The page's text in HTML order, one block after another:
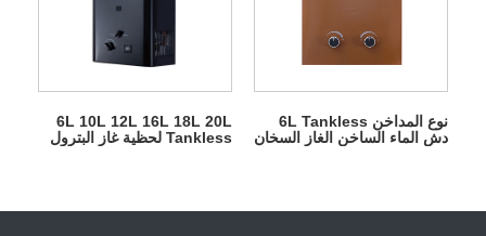
6L 10L 12L 16L 18L 20L
Tankless لحظية غاز البترول
نوع المداخن 6L Tankless
دش الماء الساخن الغاز السخان